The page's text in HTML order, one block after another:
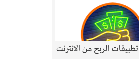
أفضل 10 تطبيقات الربح من الانترنت